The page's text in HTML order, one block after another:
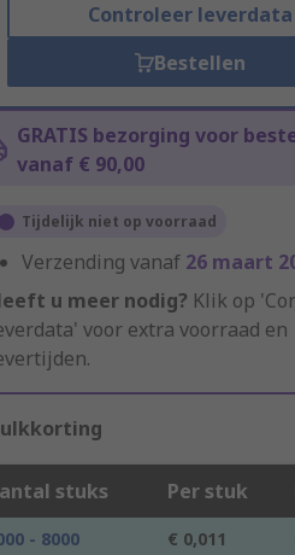
Controleer leverdata
Bestellen
GRATIS bezorging voor
vanaf € 90,00
Tijdelijk niet op voorraad
Verzending vanaf 26 maart
u meer nodig? Klik op
voor extra voorraad en
stuks Per stuk
- 8000 € 0,011